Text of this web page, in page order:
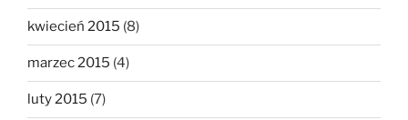
kwiecień 2015 (8)
marzec 2015 (4)
luty 2015 (7)